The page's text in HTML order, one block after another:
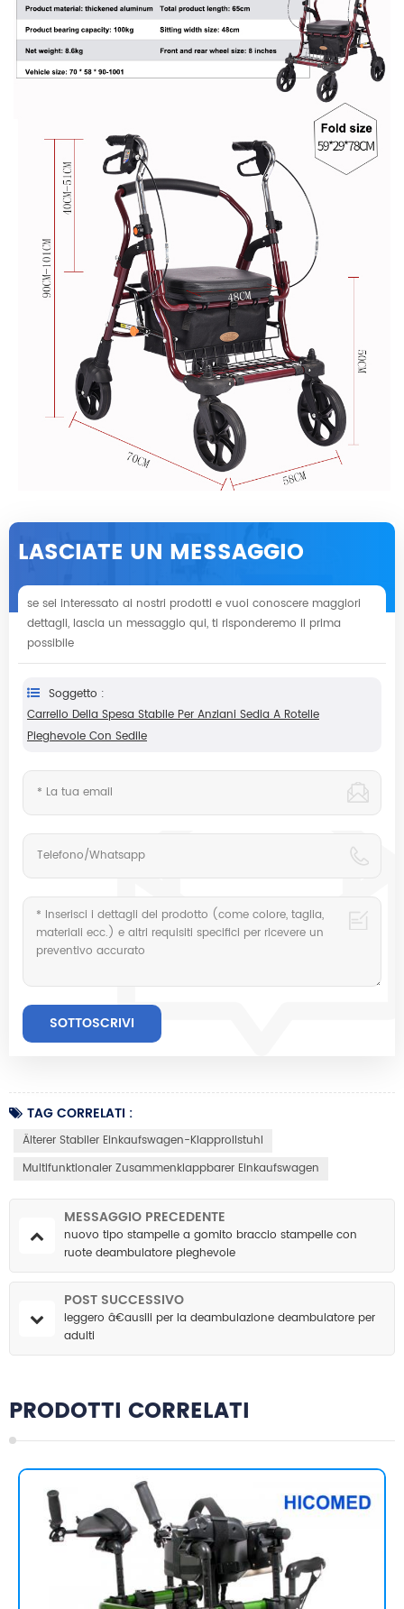
LASCIATE UN MESSAGGIO
se sei interessato ai nostri prodotti e vuoi conoscere maggiori
dettagli, lascia un messaggio qui, ti risponderemo il prima
possibile
Soggetto :
Carrello Della Spesa Stabile Per Anziani Sedia A Rotelle
Pieghevole Con Sedile
TAG CORRELATI :
Älterer Stabiler Einkaufswagen-Klapprollstuhl
Multifunktionaler Zusammenklappbarer Einkaufswagen
MESSAGGIO PRECEDENTE
nuovo tipo stampelle a gomito braccio stampelle con
ruote deambulatore pieghevole
POST SUCCESSIVO
leggero â€ausili per la deambulazione deambulatore per
adulti
PRODOTTI CORRELATI